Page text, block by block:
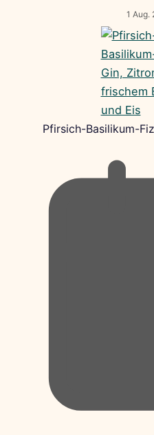
1 Aug.
Pfirsich-Basilikum-